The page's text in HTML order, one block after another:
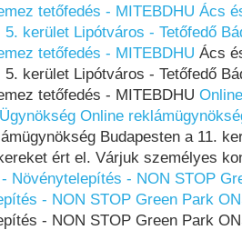
tetőfedés - MITEBDHU Ács
5. kerület Lipótváros - Tetőfedő
tetőfedés - MITEBDHU Ács
5. kerület Lipótváros - Tetőfedő
tetőfedés - MITEBDHU
Online
Budapesten a 11.
ért el. Várjuk személyes
Növénytelepítés - NON STOP
- NON STOP Green Park
- NON STOP Green Park